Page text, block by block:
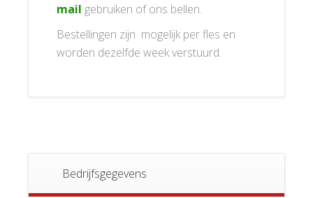
mail gebruiken of ons bellen.
Bestellingen zijn mogelijk per fles en
worden dezelfde week verstuurd.
Bedrijfsgegevens